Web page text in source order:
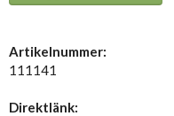
Artikelnummer:
111141
Direktlänk: